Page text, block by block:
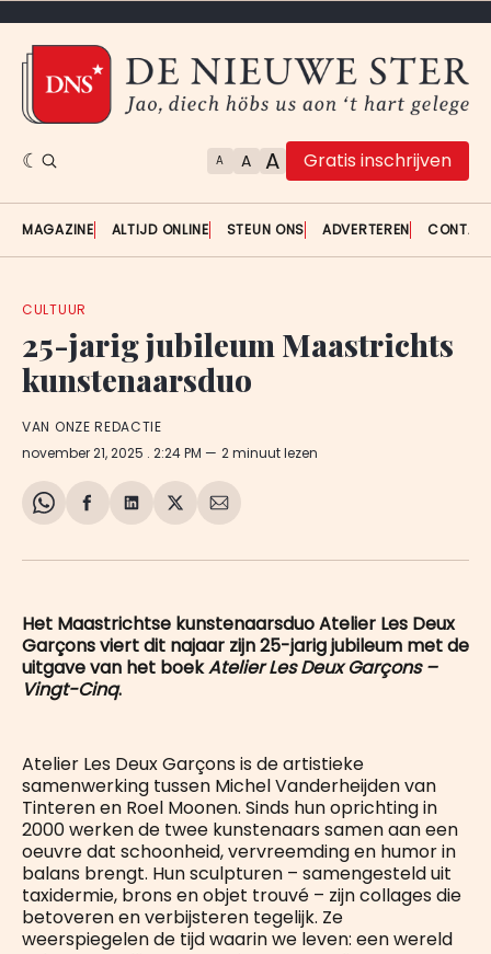
A A A Gratis inschrijven
MAGAZINE ALTIJD ONLINE STEUN ONS ADVERTEREN
CULTUUR
25-jarig jubileum Maastrichts
kunstenaarsduo
VAN ONZE REDACTIE
november 21, 2025 . 2:24 PM 2 minuut lezen
Share
WhatsApp
Delen
Facebook
Delen
LinkedIn
Share
X
Deel
E-
Het Maastrichtse kunstenaarsduo Atelier Les Deux
Garçons viert dit najaar zijn 25-jarig jubileum met de
uitgave van het boekAtelier Les Deux Garçons –
Vingt-Cinq.
Atelier Les Deux Garçons is de artistieke
samenwerking tussen Michel Vanderheijden van
Tinteren en Roel Moonen. Sinds hun oprichting in
2000 werken de twee kunstenaars samen aan een
oeuvre dat schoonheid, vervreemding en humor in
balans brengt. Hun sculpturen – samengesteld uit
taxidermie, brons en objet trouvé – zijn collages die
betoveren en verbijsteren tegelijk. Ze
weerspiegelen de tijd waarin we leven: een wereld